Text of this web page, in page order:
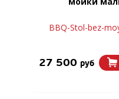
BBQ-Stol-bez-
27 500 руб